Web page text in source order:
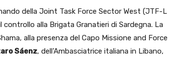
della Joint Task Force Sector West (JTF-L
alla Brigata Granatieri di Sardegna. La
alla presenza del Capo Missione and Force
Sáenz, dell’Ambasciatrice italiana in Libano,